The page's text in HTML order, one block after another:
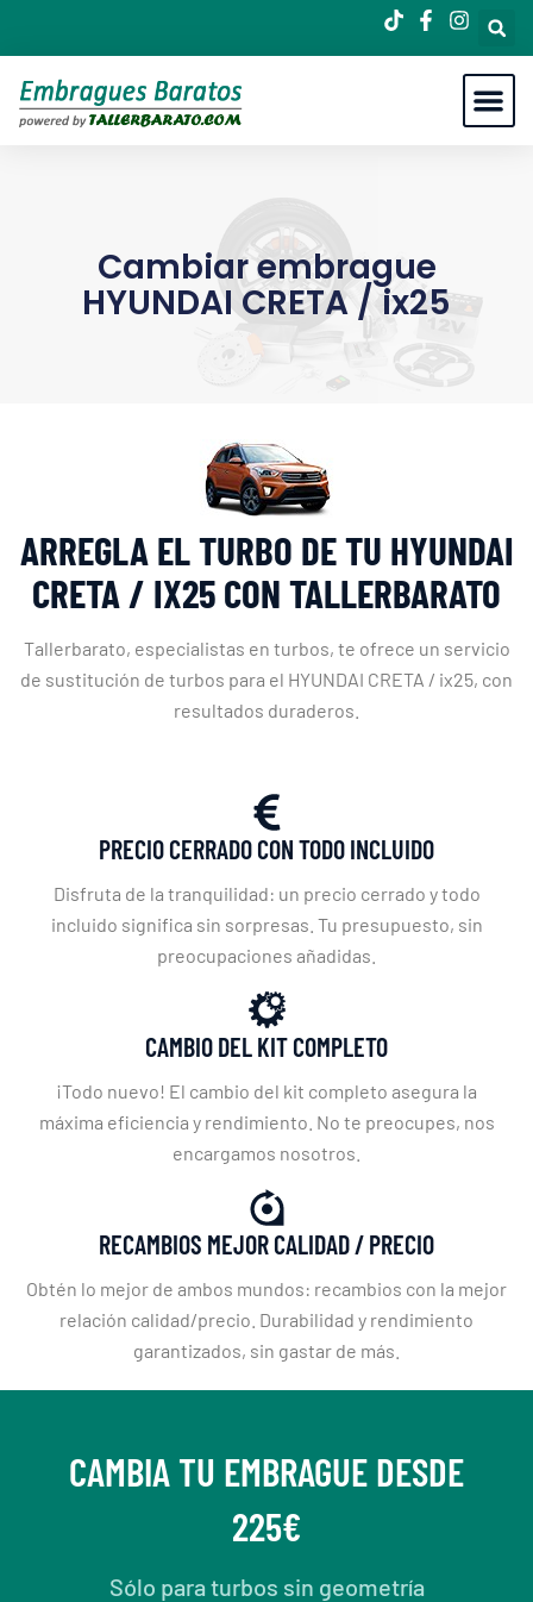
Cambiar embrague
HYUNDAI CRETA / ix25
ARREGLA EL TURBO DE TU HYUNDAI
CRETA / IX25 CON TALLERBARATO
Tallerbarato, especialistas en turbos, te ofrece un servicio
de sustitución de turbos para el HYUNDAI CRETA / ix25, con
resultados duraderos.
PRECIO CERRADO CON TODO INCLUIDO
Disfruta de la tranquilidad: un precio cerrado y todo
incluido significa sin sorpresas. Tu presupuesto, sin
preocupaciones añadidas.
CAMBIO DEL KIT COMPLETO
¡Todo nuevo! El cambio del kit completo asegura la
máxima eficiencia y rendimiento. No te preocupes, nos
encargamos nosotros.
RECAMBIOS MEJOR CALIDAD / PRECIO
Obtén lo mejor de ambos mundos: recambios con la mejor
relación calidad/precio. Durabilidad y rendimiento
garantizados, sin gastar de más.
CAMBIA TU EMBRAGUE DESDE
225€
Sólo para turbos sin geometría